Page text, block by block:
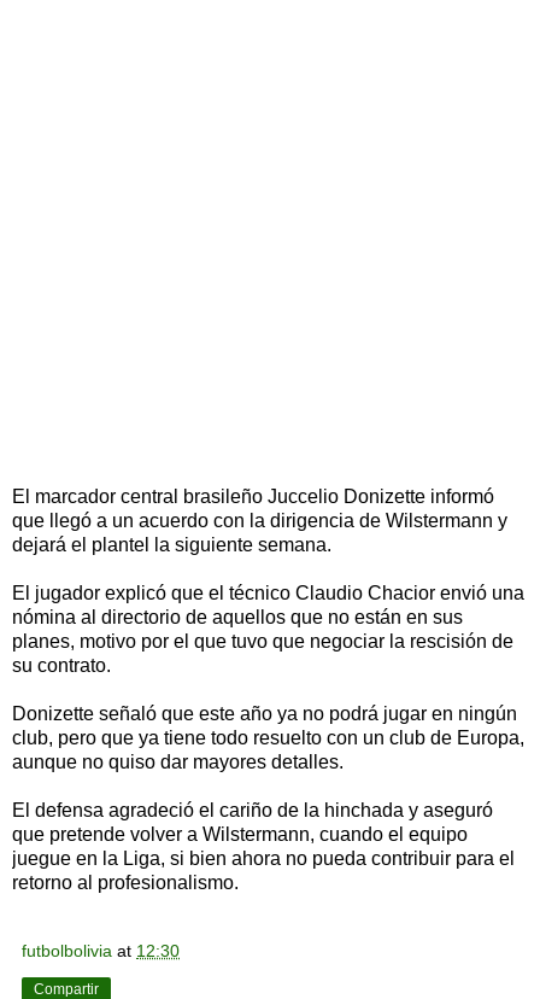
El marcador central brasileño Juccelio Donizette informó
que llegó a un acuerdo con la dirigencia de Wilstermann y
dejará el plantel la siguiente semana.
El jugador explicó que el técnico Claudio Chacior envió una
nómina al directorio de aquellos que no están en sus
planes, motivo por el que tuvo que negociar la rescisión de
su contrato.
Donizette señaló que este año ya no podrá jugar en ningún
club, pero que ya tiene todo resuelto con un club de Europa,
aunque no quiso dar mayores detalles.
El defensa agradeció el cariño de la hinchada y aseguró
que pretende volver a Wilstermann, cuando el equipo
juegue en la Liga, si bien ahora no pueda contribuir para el
retorno al profesionalismo.
futbolbolivia at 12:30
Compartir